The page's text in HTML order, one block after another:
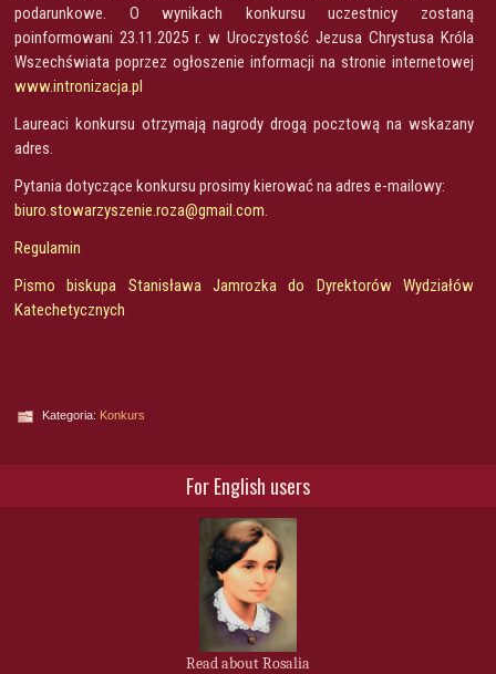
podarunkowe. O wynikach konkursu uczestnicy zostaną
poinformowani 23.11.2025 r. w Uroczystość Jezusa Chrystusa Króla
Wszechświata poprzez ogłoszenie informacji na stronie internetowej
www.intronizacja.pl
Laureaci konkursu otrzymają nagrody drogą pocztową na wskazany
adres.
Pytania dotyczące konkursu prosimy kierować na adres e-mailowy:
biuro.stowarzyszenie.roza@gmail.com.
Regulamin
Pismo biskupa Stanisława Jamrozka do Dyrektorów Wydziałów
Katechetycznych
Kategoria: Konkurs
For English users
Read about Rosalia